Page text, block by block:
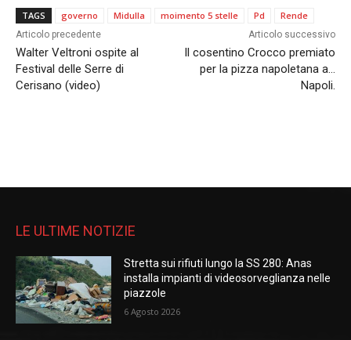
TAGS governo Midulla moimento 5 stelle Pd Rende
Articolo precedente
Walter Veltroni ospite al
Festival delle Serre di
Cerisano (video)
Articolo successivo
Il cosentino Crocco premiato
per la pizza napoletana a…
Napoli.
LE ULTIME NOTIZIE
Stretta sui rifiuti lungo la SS 280: Anas
installa impianti di videosorveglianza nelle
piazzole
6 Agosto 2026